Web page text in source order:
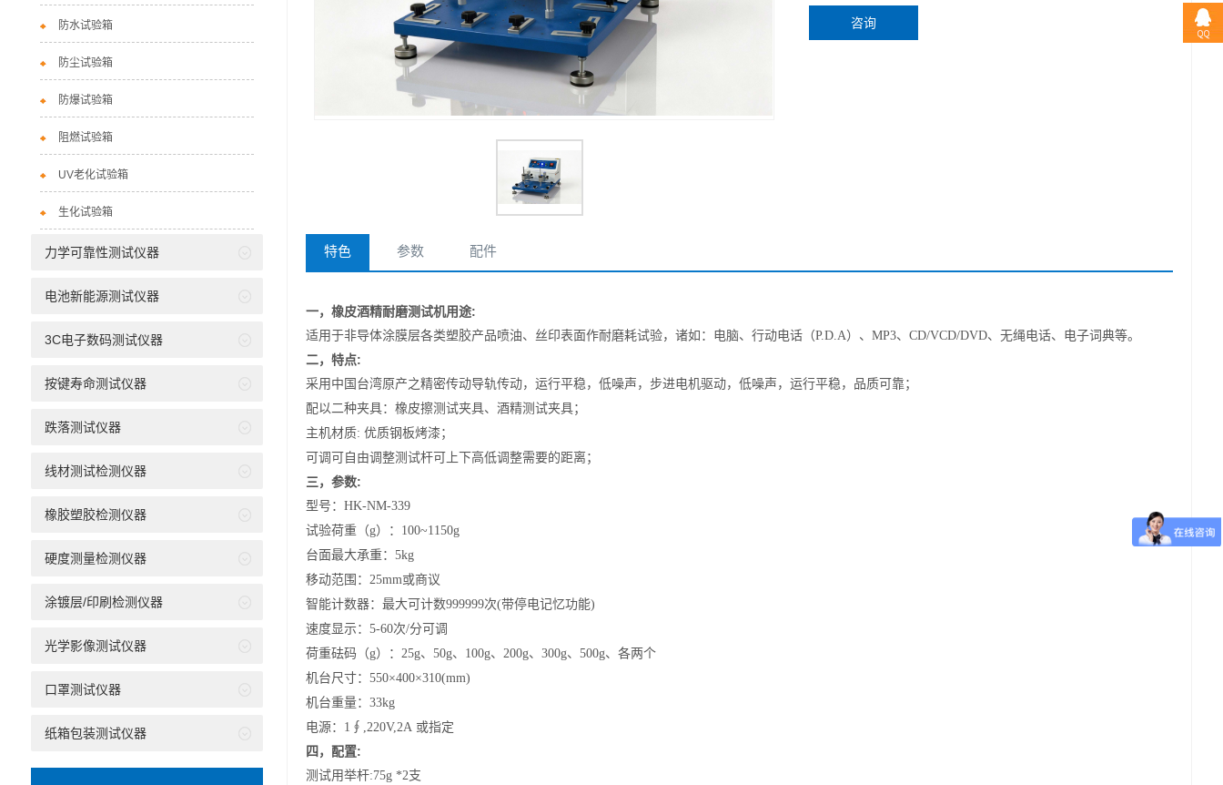
咨询
特色 参数 配件
一，橡皮酒精耐磨测试机用途:
适用于非导体涂膜层各类塑胶产品喷油、丝印表面作耐磨耗试验，诸如：电脑、行动电话（P.D.A）、MP3、CD/VCD/DVD、无绳电话、电子词典等。
二， 特点:
采用 中国台湾原产之精密传动导轨传动，运行平稳，低噪声 ， 步进电机驱动，低噪声，运行平稳，品质可靠；
配以二种夹具：橡皮擦测试夹具、酒精测试夹具；
主机材质: 优质钢板烤漆 ；
可调 可自由调整测试杆可上下高低调整需要的距离 ；
三， 参数:
型号：HK-NM-339
试验荷重（g）
： 100~1150g
台面最大承重： 5kg
移动范围 ： 25mm或商议
智能计数器：最大可计数999999次(带停电记忆功能)
速度显示： 5-60次/分可调
荷重砝码（g）
： 25g、 50g、 100g、 200g、 300g、 500g、各两个
机台尺寸： 550×400×310(mm)
机台重量：33kg
电源 ： 1 ∮ ,220V,2A 或指定
四， 配置:
测试用举杆:75g *2支
防水试验箱
防尘试验箱
防爆试验箱
阻燃试验箱
UV老化试验箱
生化试验箱
力学可靠性测试仪器
电池新能源测试仪器
3C电子数码测试仪器
按键寿命测试仪器
跌落测试仪器
线材测试检测仪器
橡胶塑胶检测仪器
硬度测量检测仪器
涂镀层/印刷检测仪器
光学影像测试仪器
口罩测试仪器
纸箱包装测试仪器